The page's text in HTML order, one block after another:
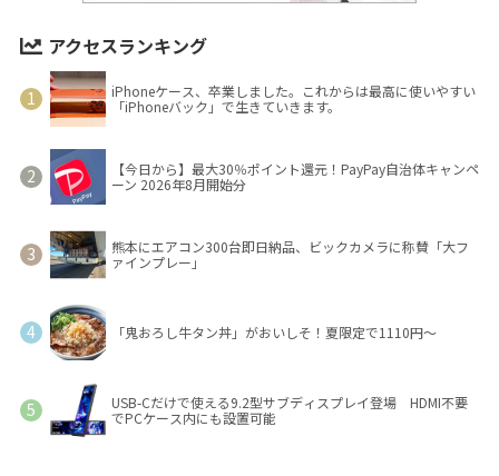
アクセスランキング
iPhoneケース、卒業しました。これからは最高に使いやすい
「iPhoneバック」で生きていきます。
【今日から】最大30％ポイント還元！PayPay自治体キャンペ
ーン 2026年8月開始分
熊本にエアコン300台即日納品、ビックカメラに称賛「大フ
ァインプレー」
「鬼おろし牛タン丼」がおいしそ！夏限定で1110円～
USB-Cだけで使える9.2型サブディスプレイ登場 HDMI不要
でPCケース内にも設置可能